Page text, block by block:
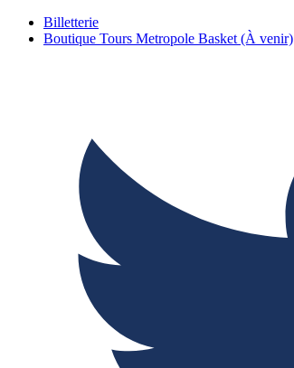
Billetterie
Boutique Tours Metropole Basket (À venir)